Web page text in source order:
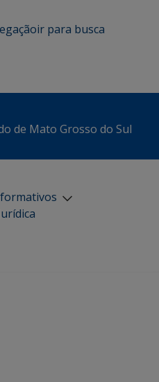
ir para busca
de Mato Grosso do Sul